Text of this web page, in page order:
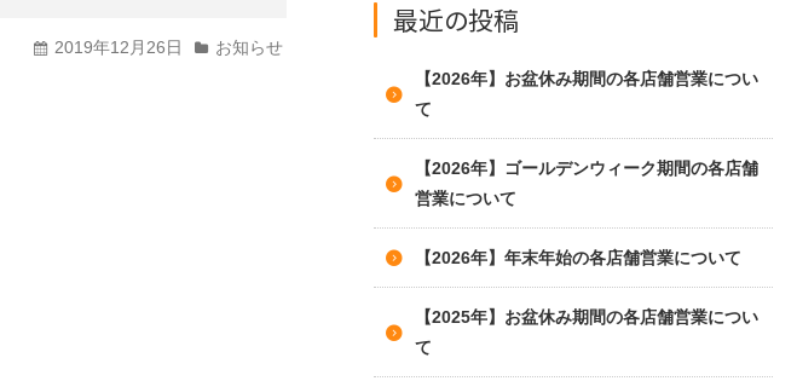
2019年12月26日 お知らせ
最近の投稿
【2026年】お盆休み期間の各店舗営業につい
て
【2026年】ゴールデンウィーク期間の各店舗
営業について
【2026年】年末年始の各店舗営業について
【2025年】お盆休み期間の各店舗営業につい
て